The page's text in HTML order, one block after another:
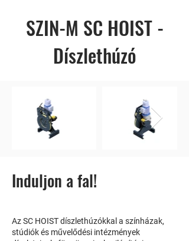
SZIN-M SC HOIST -
Díszlethúzó
Induljon a fal!
Az SC HOIST díszlethúzókkal a színházak,
stúdiók és művelődési intézmények